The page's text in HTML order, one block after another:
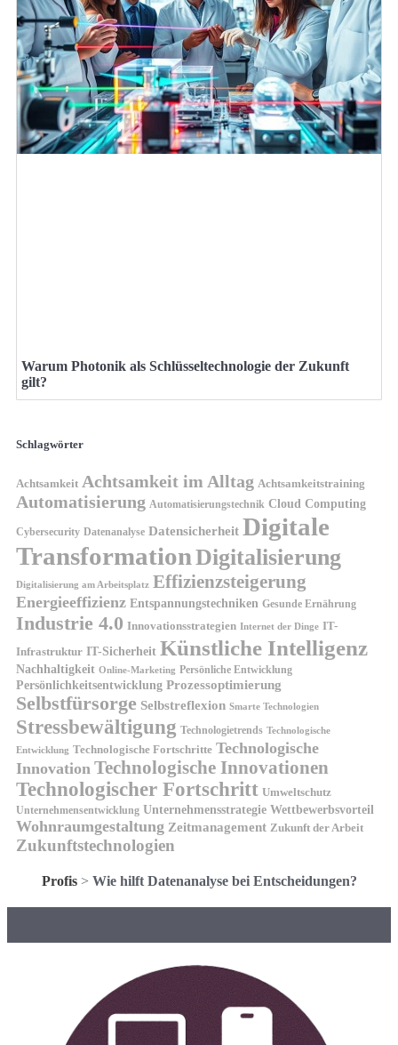
Warum Photonik als Schlüsseltechnologie der Zukunft
gilt?
Schlagwörter
Achtsamkeit Achtsamkeit im Alltag Achtsamkeitstraining
Automatisierung Automatisierungstechnik Cloud Computing
Cybersecurity Datenanalyse Datensicherheit Digitale
TransformationDigitalisierung
Digitalisierung am Arbeitsplatz Effizienzsteigerung
Energieeffizienz Entspannungstechniken Gesunde Ernährung
Industrie 4.0 Innovationsstrategien Internet der Dinge IT-
Infrastruktur IT-Sicherheit Künstliche Intelligenz
Nachhaltigkeit Online-Marketing Persönliche Entwicklung
Persönlichkeitsentwicklung Prozessoptimierung
Selbstfürsorge Selbstreflexion Smarte Technologien
Stressbewältigung Technologietrends Technologische
Entwicklung Technologische Fortschritte Technologische
Innovation Technologische Innovationen
Technologischer Fortschritt Umweltschutz
Unternehmensentwicklung Unternehmensstrategie Wettbewerbsvorteil
Wohnraumgestaltung Zeitmanagement Zukunft der Arbeit
Zukunftstechnologien
Profis> Wie hilft Datenanalyse bei Entscheidungen?